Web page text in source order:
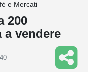
e Mercati
200
a vendere